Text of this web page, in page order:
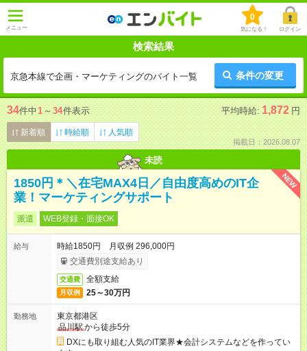
メニュー
0
気になる！ ログイン
検索結果
京急本線で企画・マーケティングのバイト一覧 条件の変更
34件中1 ～ 34件表示 平均時給: 1,872 円
新着順 時給順 人気順
掲載日：2026.08.07
未読
NEW
1850円＊＼在宅MAX4日／自由度高めのIT企
業！マーケティングサポート
派遣 WEB登録・面接OK
給与
時給1850円 月収例 296,000円
交通費別途支給あり
交通費 全額支給
月収例 25～30万円
勤務地
東京都港区
品川駅から徒歩5分
DXにも取り組む人気のIT業界★会計システムなどを作ってい